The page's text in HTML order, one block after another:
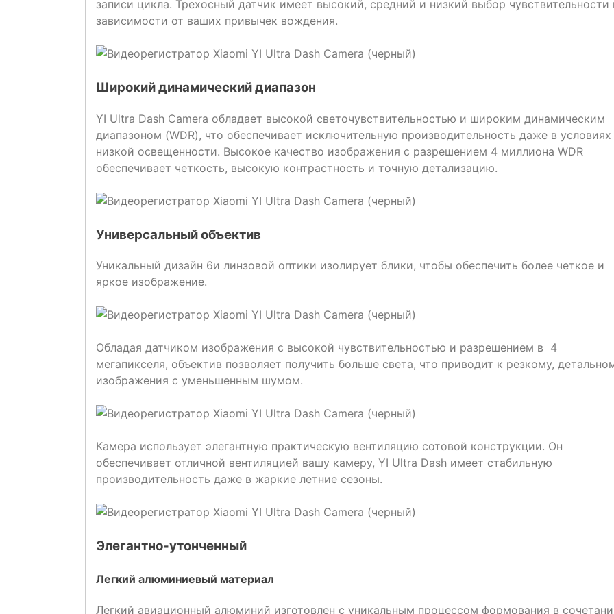
записи цикла. Трехосный датчик имеет высокий, средний и низкий выбор чувствительности
зависимости от ваших привычек вождения.
Широкий динамический диапазон
YI Ultra Dash Camera обладает высокой светочувствительностью и широким динамическим
диапазоном (WDR), что обеспечивает исключительную производительность даже в условиях
низкой освещенности. Высокое качество изображения с разрешением 4 миллиона WDR
обеспечивает четкость, высокую контрастность и точную детализацию.
Универсальный объектив
Уникальный дизайн 6и линзовой оптики изолирует блики, чтобы обеспечить более четкое и
яркое изображение.
Обладая датчиком изображения с высокой чувствительностью и разрешением в 4
мегапикселя, объектив позволяет получить больше света, что приводит к резкому,
изображения с уменьшенным шумом.
Камера использует элегантную практическую вентиляцию сотовой конструкции. Он
обеспечивает отличной вентиляцией вашу камеру, YI Ultra Dash имеет стабильную
производительность даже в жаркие летние сезоны.
Элегантно-утонченный
Легкий алюминиевый материал
Легкий авиационный алюминий изготовлен с уникальным процессом формования в